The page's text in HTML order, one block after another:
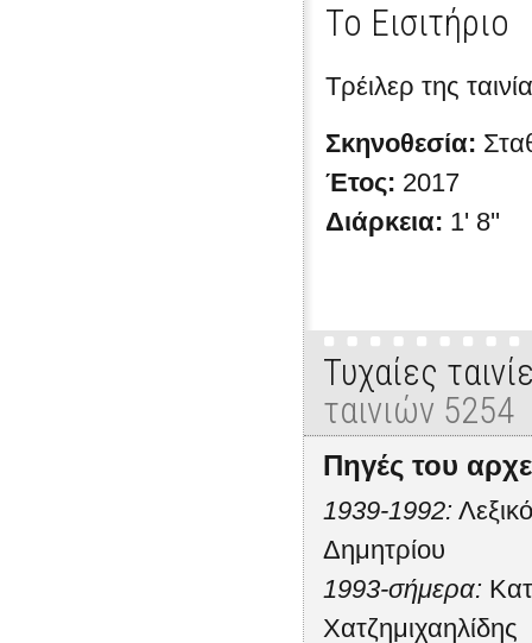
Το Εισιτήριο
Τρέιλερ της
Σκηνοθεσία:
Έτος: 2017
Διάρκεια: 1' 8''
Τυχαίες
ταινιών 5254
Πηγές του
1939-1992:
Δημητρίου
1993-σήμερα:
Χατζημιχαηλίδης